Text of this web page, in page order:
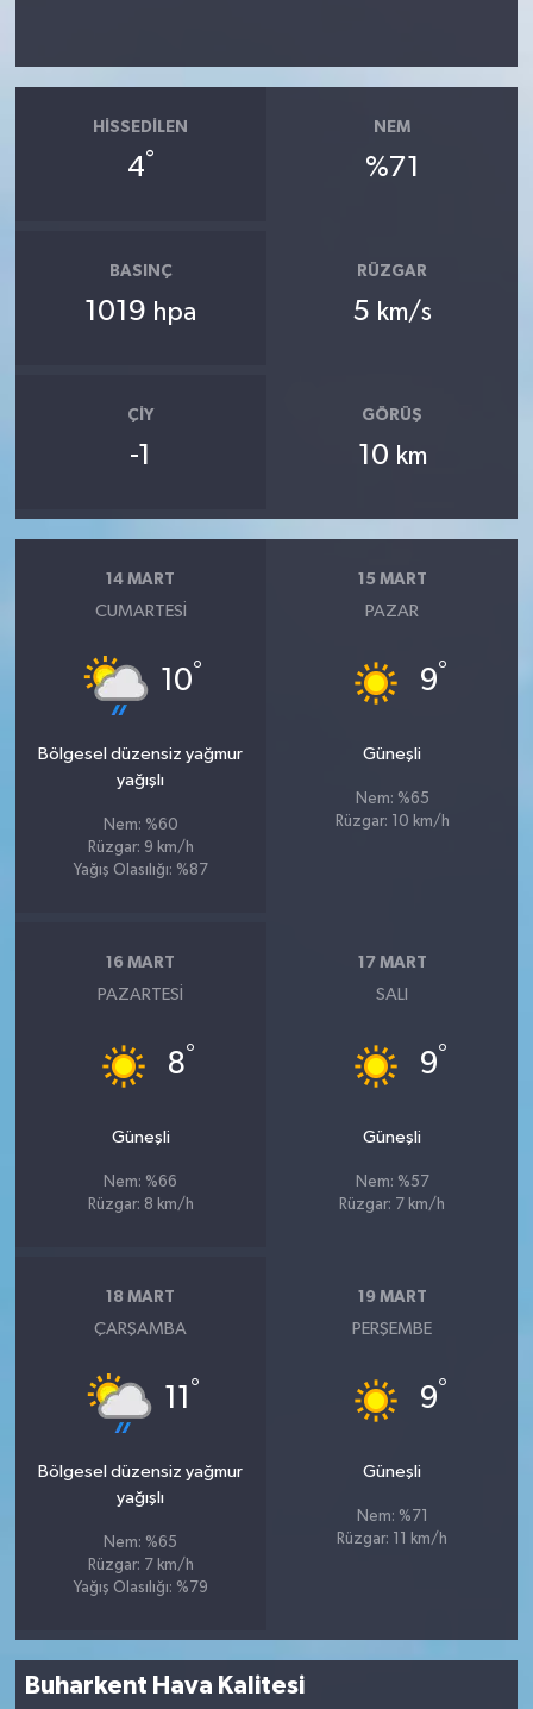
HISSEDILEN
4°
NEM
%71
BASINÇ
1019 hpa
RÜZGAR
5 km/s
ÇIY
-1
GÖRÜŞ
10 km
14 MART
CUMARTESI
10°
Bölgesel düzensiz yağmur
yağışlı
Nem: %60
Rüzgar: 9 km/h
Yağış Olasılığı: %87
15 MART
PAZAR
9°
Güneşli
Nem: %65
Rüzgar: 10 km/h
16 MART
PAZARTESI
8°
Güneşli
Nem: %66
Rüzgar: 8 km/h
17 MART
SALI
9°
Güneşli
Nem: %57
Rüzgar: 7 km/h
18 MART
ÇARŞAMBA
11 °
Bölgesel düzensiz yağmur
yağışlı
Nem: %65
Rüzgar: 7 km/h
Yağış Olasılığı: %79
19 MART
PERŞEMBE
9°
Güneşli
Nem: %71
Rüzgar: 11 km/h
Buharkent Hava Kalitesi